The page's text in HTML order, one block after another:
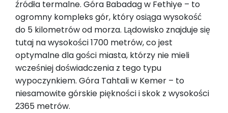
źródła termalne. Góra Babadag w Fethiye – to
ogromny kompleks gór, który osiąga wysokość
do 5 kilometrów od morza. Lądowisko znajduje się
tutaj na wysokości 1700 metrów, co jest
optymalne dla gości miasta, którzy nie mieli
wcześniej doświadczenia z tego typu
wypoczynkiem. Góra Tahtali w Kemer – to
niesamowite górskie piękności i skok z wysokości
2365 metrów.